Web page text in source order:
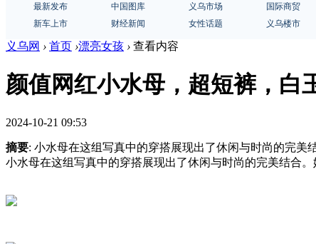
最新发布 中国图库 义乌市场 国际商贸
新车上市
财经新闻 女性话题 义乌楼市
义乌网 › 首页 ›漂亮女孩 › 查看内容
颜值网红小水母，超短裤，白
2024-10-21 09:53
摘要: 小水母在这组写真中的穿搭展现出了休闲与时尚的完美
小水母在这组写真中的穿搭展现出了休闲与时尚的完美结合